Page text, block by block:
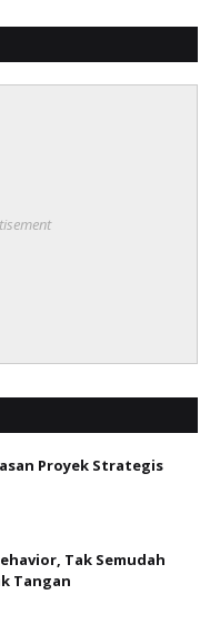
Proyek Strategis
Tak Semudah
Tangan